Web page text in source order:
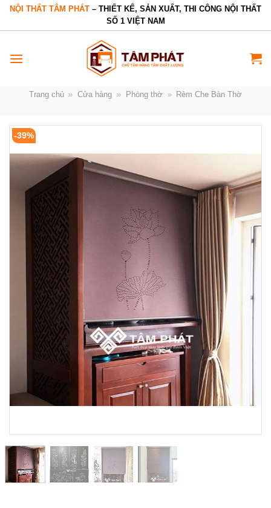
Bỏ
dung
NỘI THẤT TÂM PHÁT – THIẾT KẾ, SẢN XUẤT, THI CÔNG NỘI THẤT
SỐ 1 VIỆT NAM
Trang chủ » Cửa hàng » Phòng thờ » Rèm Che Bàn Thờ
-39%